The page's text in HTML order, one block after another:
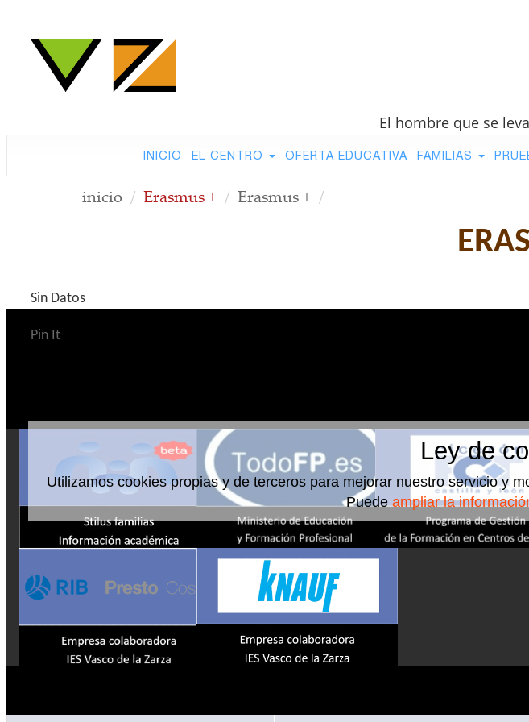
El hombre que se
INICIO EL CENTRO OFERTA EDUCATIVA FAMILIAS
inicio Erasmus + Erasmus +
Sin Datos
Pin It
Ley de
Utilizamos cookies propias y de terceros para mejorar nuestro servicio y
Puedeampliar la